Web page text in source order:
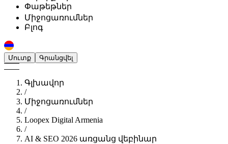
Փաթեթներ
Միջոցառումներ
Բլոգ
Մուտք Գրանցվել
Գլխավոր
/
Միջոցառումներ
/
Loopex Digital Armenia
/
AI & SEO 2026 առցանց վեբինար